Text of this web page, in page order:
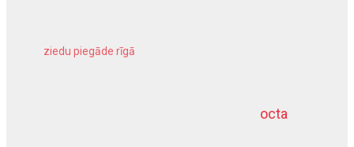
octa
ziedu piegāde rīgā
dziļurbums